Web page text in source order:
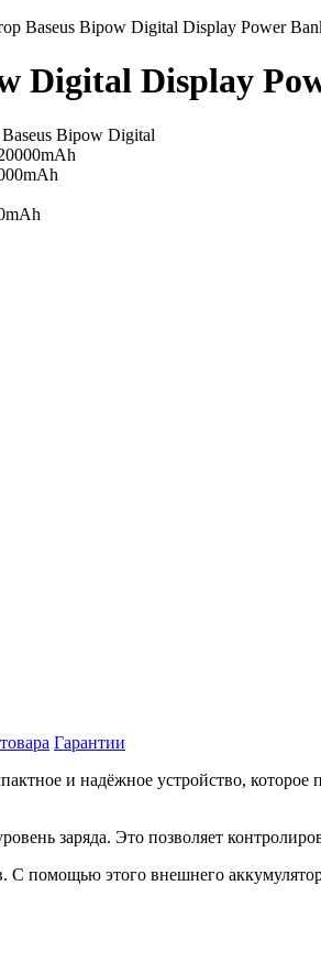
Baseus Bipow Digital Display Power
Digital Display
Гарантии
и надёжное устройство, которое
заряда. Это позволяет
помощью этого внешнего